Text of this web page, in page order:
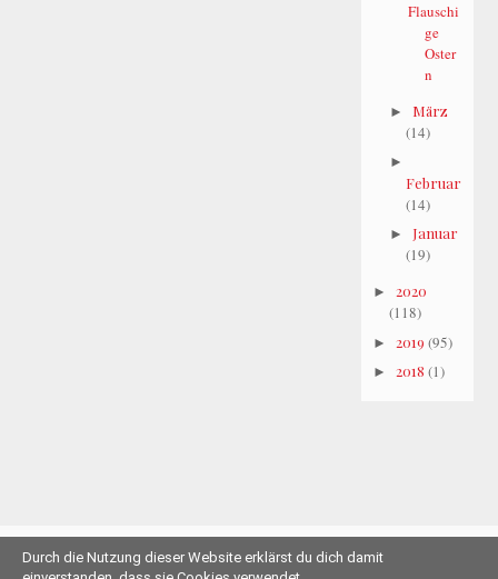
Flauschi
ge
Oster
n
► März
(14)
►
Februar
(14)
► Januar
(19)
► 2020
(118)
► 2019 (95)
► 2018 (1)
Durch die Nutzung dieser Website erklärst du dich damit